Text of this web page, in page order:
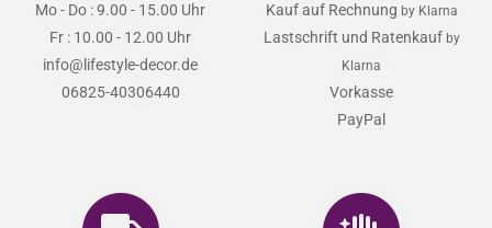
Mo - Do : 9.00 - 15.00 Uhr
Fr : 10.00 - 12.00 Uhr
info@lifestyle-decor.de
06825-40306440
Kauf auf Rechnung by Klarna
Lastschrift und Ratenkauf by
Klarna
Vorkasse
PayPal